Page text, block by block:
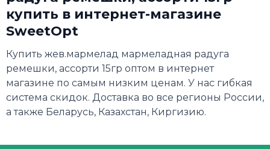
купить в интернет-магазине
SweetOpt
Купить жев.мармелад мармеладная радуга
ремешки, ассорти 15гр оптом в интернет
магазине по самым низким ценам. У нас гибкая
система скидок. Доставка во все регионы России,
а также Беларусь, Казахстан, Киргизию.